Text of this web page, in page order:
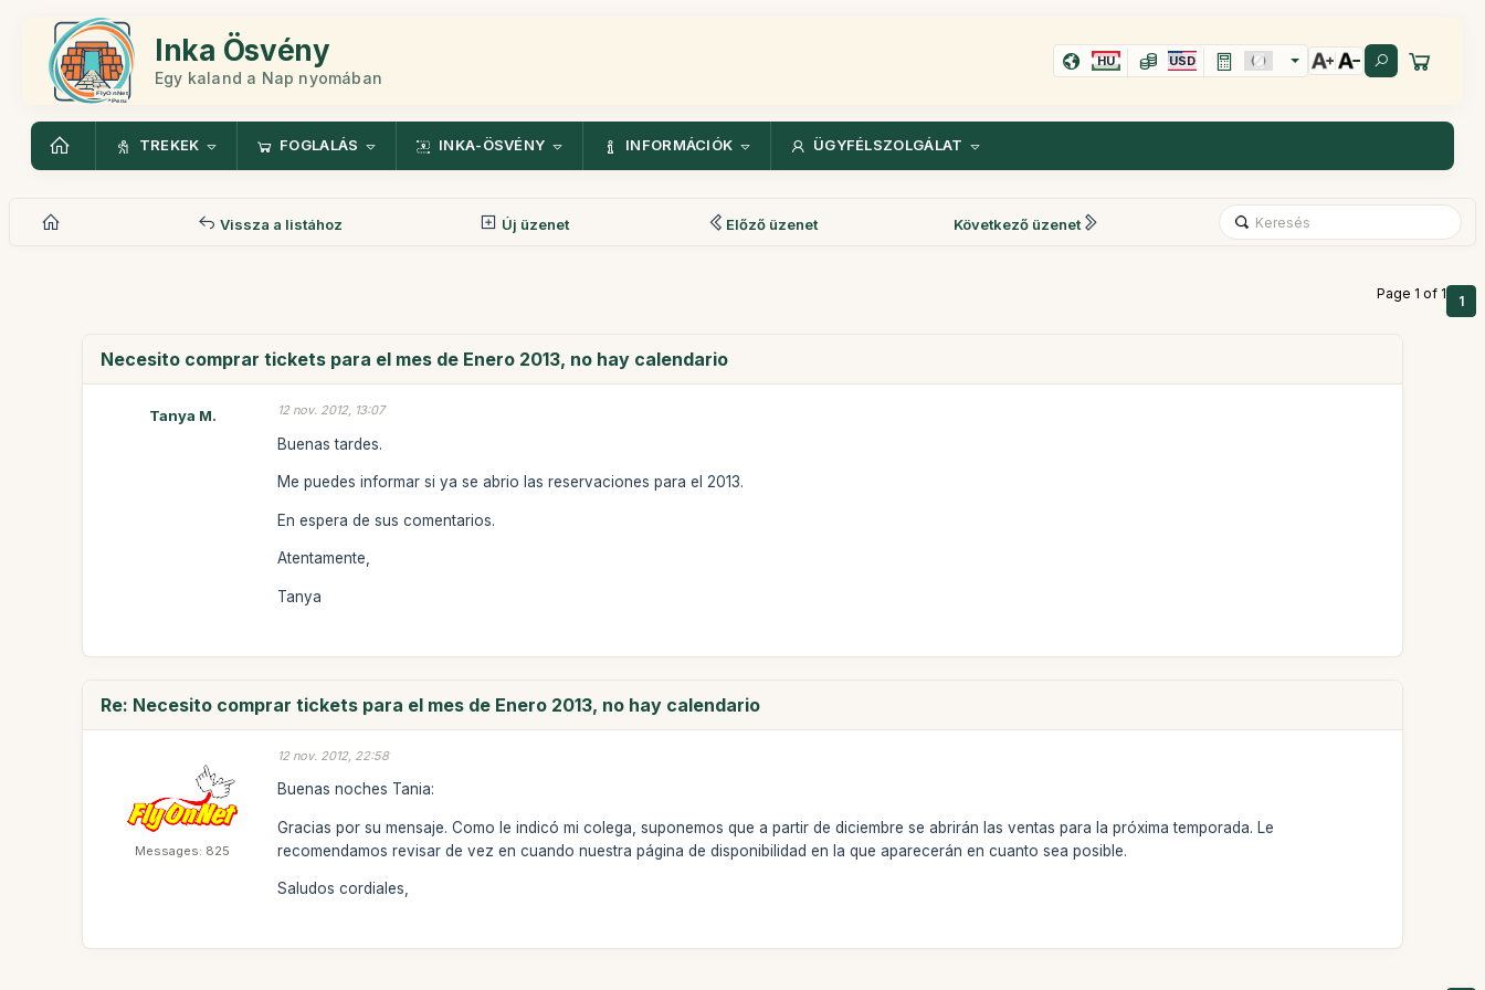
Inka Ösvény
Egy kaland a Nap nyomában
HU USD
TREKEK FOGLALÁS INKA-ÖSVÉNY INFORMÁCIÓK ÜGYFÉLSZOLGÁLAT
Vissza a listához Új üzenet Előző üzenet Következő üzenet
Page 1 of 1 1
Necesito comprar tickets para el mes de Enero 2013, no hay calendario
Tanya M. 12 nov. 2012, 13:07
Buenas tardes.
Me puedes informar si ya se abrio las reservaciones para el 2013.
En espera de sus comentarios.
Atentamente,
Tanya
Re: Necesito comprar tickets para el mes de Enero 2013, no hay calendario
Messages: 825
12 nov. 2012, 22:58
Buenas noches Tania:
Gracias por su mensaje. Como le indicó mi colega, suponemos que a partir de diciembre se abrirán las ventas para la próxima temporada. Le
recomendamos revisar de vez en cuando nuestra página de disponibilidad en la que aparecerán en cuanto sea posible.
Saludos cordiales,